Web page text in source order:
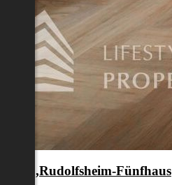
15.,Rudolfsheim-Fünfhaus